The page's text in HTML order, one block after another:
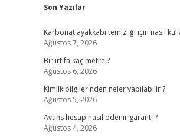
Sidebar
Son Yazılar
Karbonat ayakkabı temizliği için nasıl
Ağustos 7, 2026
Bir irtifa kaç metre ?
Ağustos 6, 2026
Kimlik bilgilerinden neler yapılabilir ?
Ağustos 5, 2026
Avans hesap nasıl ödenir garanti ?
Ağustos 4, 2026